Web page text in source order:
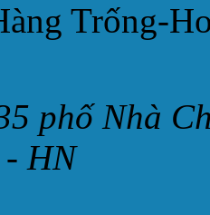
Trống-
phố Nhà
HN